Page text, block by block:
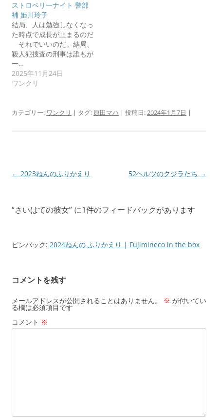
ストロベリーナイト 警部
補 姫川玲子
結局、人は勉強しなくなっ
た時点で成長が止まるのだ
それでいいのだ。結局、
殺人犯捜査の刑事は誰もが
一…
2025年11月24日
ワンクリ
カテゴリー: ワンクリ | タグ: 原田マハ | 投稿日:2024年1月7日 |
投
ビ
ー
ン
← 2023ねんのふりかえり 52ヘルツのクジラたち →
“さいはての彼女” に1件のフィードバックがあります
ピンバック: 2024ねんの ふりかえり | Fujimineco in the box
コメントを残す
メールアドレスが公開されることはありません。 ※ が付いてい
る欄は必須項目です
コメント ※